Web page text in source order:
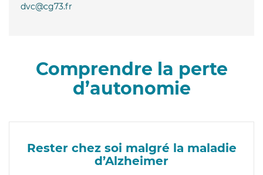
dvc@cg73.fr
Comprendre la perte
d’autonomie
Rester chez soi malgré la maladie
d’Alzheimer